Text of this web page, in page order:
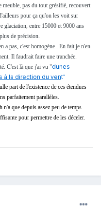
pas du tout grésifié, recouvert
pour ça qu'on les voit sur
glaciation, entre 15000 et 9000 ans
de précision.
a pas, c'est homogène . En fait je n'en
Il faudrait faire une tranchée.
C'est là que j'ai vu "dunes
à la direction du vent"
part de l'existence de ces étendues
parfaitement parallèles.
que depuis assez peu de temps
pour permettre de les déceler.